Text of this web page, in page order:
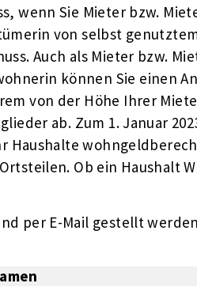
wenn Sie Mieter bzw.
von selbst
Auch als Mieter bzw.
können Sie einen
von der Höhe Ihrer
ab. Zum 1. Januar
Haushalte
Ob ein Haushalt
per E-Mail gestellt